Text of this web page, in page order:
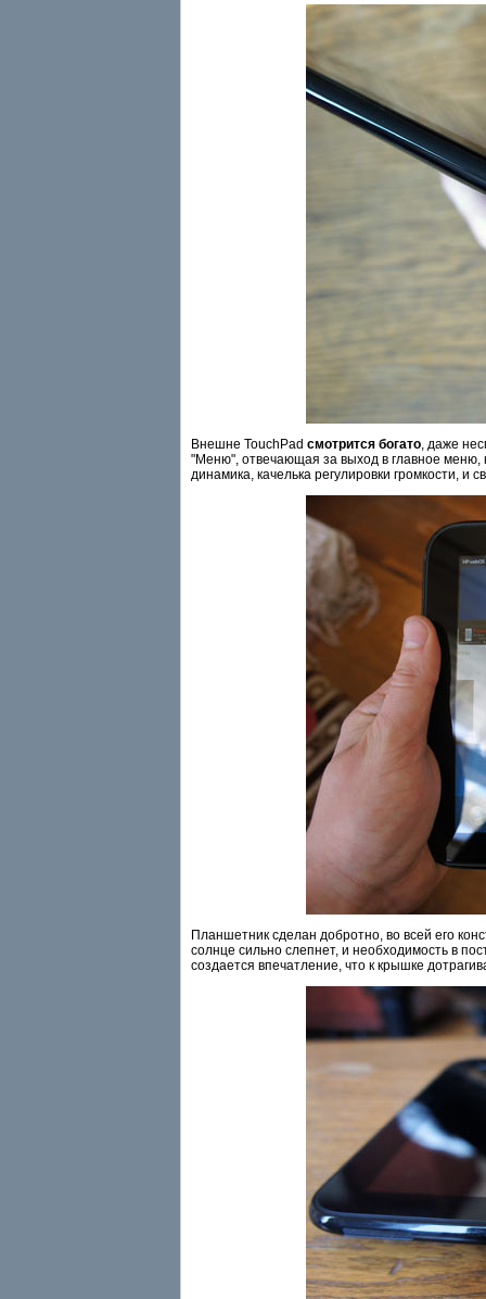
Внешне TouchPad смотрится богато , даже
"Меню", отвечающая за выход в главное меню,
динамика, качелька регулировки громкости, и
Планшетник сделан добротно, во всей его
солнце сильно слепнет, и необходимость в
создается впечатление, что к крышке